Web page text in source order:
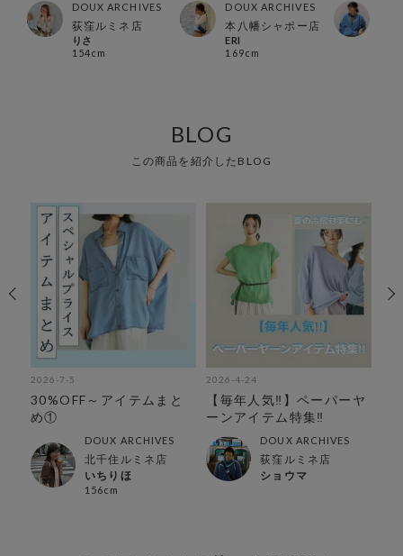
DOUX ARCHIVES
荻窪ルミネ店
りさ
154cm
DOUX ARCHIVES
本八幡シャポー店
ERI
169cm
BLOG
この商品を紹介したBLOG
2026-7-5
30%OFF～アイテムまと
め①
DOUX ARCHIVES
北千住ルミネ店
いちりほ
156cm
2026-4-24
【毎年人気‼︎】ペーパーヤ
ーンアイテム特集‼︎
DOUX ARCHIVES
荻窪ルミネ店
ショウマ